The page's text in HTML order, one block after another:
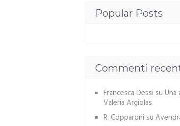
Popular Posts
Commenti
Francesca Dessi su Una
Valeria Argiolas
R. Copparoni su